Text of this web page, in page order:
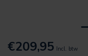
€209,95 Incl. btw